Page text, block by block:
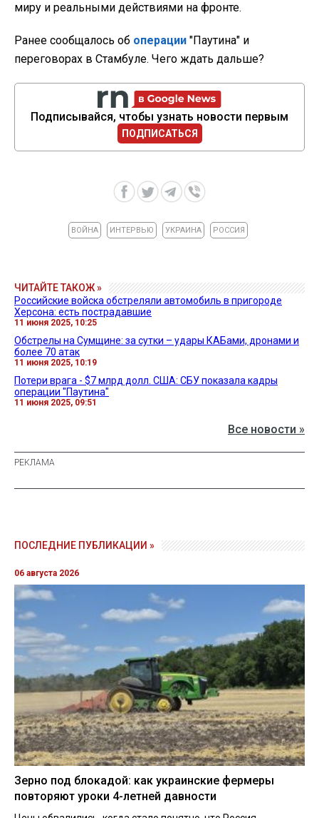
миру и реальными действиями на фронте.
Ранее сообщалось об операции "Паутина" и
переговорах в Стамбуле. Чего ждать дальше?
Подписывайся, чтобы узнать новости первым
ПОДПИСАТЬСЯ
ВОЙНА ИНТЕРВЬЮ УКРАИНА РОССИЯ
ЧИТАЙТЕ ТАКОЖ »
Российские войска обстреляли автомобиль в пригороде
Херсона: есть пострадавшие
11 июня 2025, 10:25
Обстрелы на Сумщине: за сутки – удары КАБами, дронами и
более 70 атак
11 июня 2025, 10:19
Потери врага - $7 млрд долл. США: СБУ показала кадры
операции "Паутина"
11 июня 2025, 09:51
Все новости »
ПОСЛЕДНИЕ ПУБЛИКАЦИИ »
06 августа 2026
Зерно под блокадой: как украинские фермеры
повторяют уроки 4-летней давности